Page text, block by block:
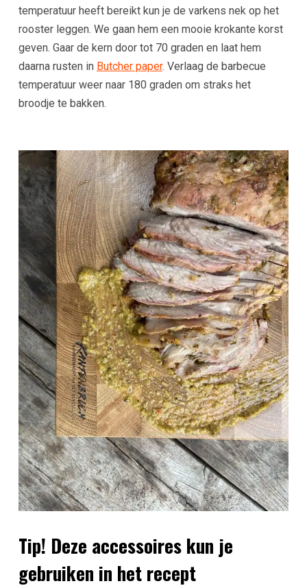
temperatuur heeft bereikt kun je de varkens nek op het
rooster leggen. We gaan hem een mooie krokante korst
geven. Gaar de kern door tot 70 graden en laat hem
daarna rusten in Butcher paper. Verlaag de barbecue
temperatuur weer naar 180 graden om straks het
broodje te bakken.
Tip! Deze accessoires kun je
gebruiken in het recept